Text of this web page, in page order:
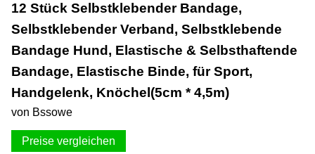
Support & Newsletter
Presse
Datenschutz
Impressum
12 Stück Selbstklebender Bandage,
Selbstklebender Verband, Selbstklebende
Bandage Hund, Elastische & Selbsthaftende
Bandage, Elastische Binde, für Sport,
Handgelenk, Knöchel(5cm * 4,5m)
von Bssowe
Preise vergleichen